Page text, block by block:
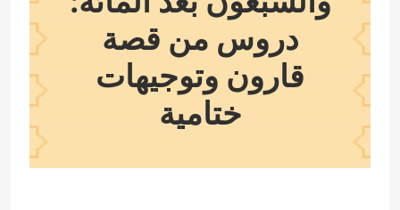
دروس من قصة
قارون وتوجيهات
ختامية